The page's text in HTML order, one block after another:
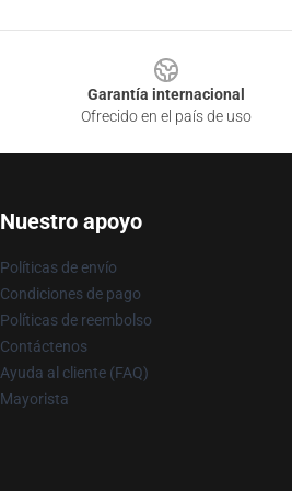
Garantía internacional
Ofrecido en el país de uso
Nuestro apoyo
Políticas de envío
Condiciones de pago
Políticas de reembolso
Contáctenos
Ayuda al cliente (FAQ)
Mayorista